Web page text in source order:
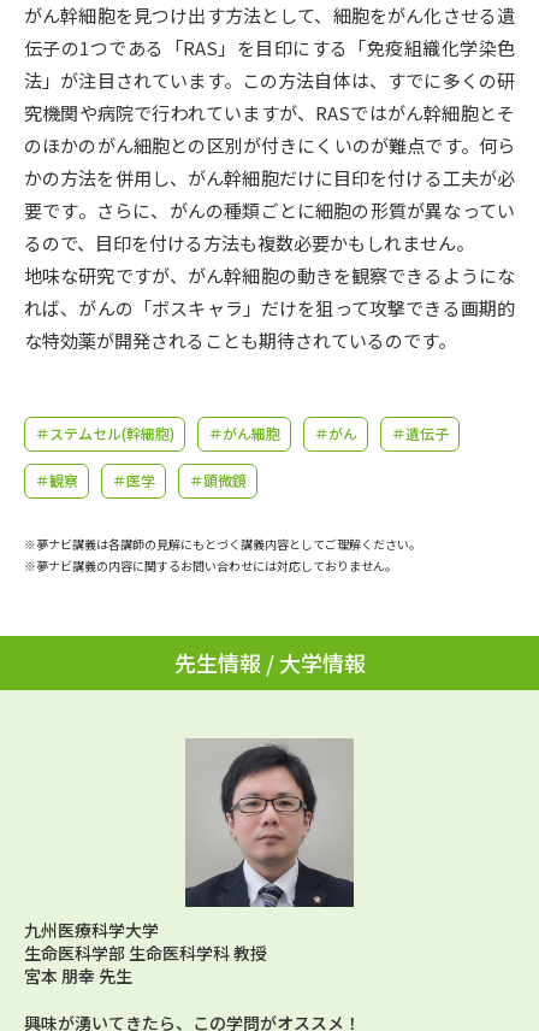
志望校・出願校を調べる
併願校選び 受験スケジュールを立てよう
先輩が入学を決めた理由 テレメール全国一斉進学調査
新生活お役立ちガイド
学問発見 学問検索
大学で学びたい学問発見
学問のミニ講義「夢ナビ講義」
学問の教科書 夢ナビライブ
ユーザーサポート
Ｑ＆Ａ よくあるご質問 大学進学IDについて
受付内容・発送状況の確認
個人情報取扱規定
テレメール進学カタログ
訂正のご案内
がん幹細胞を見つけ出す方法として、細胞をがん化させる遺
伝子の1つである「RAS」を目印にする「免疫組織化学染色
法」が注目されています。この方法自体は、すでに多くの研
究機関や病院で行われていますが、RASではがん幹細胞とそ
のほかのがん細胞との区別が付きにくいのが難点です。何ら
かの方法を併用し、がん幹細胞だけに目印を付ける工夫が必
要です。さらに、がんの種類ごとに細胞の形質が異なってい
るので、目印を付ける方法も複数必要かもしれません。
地味な研究ですが、がん幹細胞の動きを観察できるようにな
れば、がんの「ボスキャラ」だけを狙って攻撃できる画期的
な特効薬が開発されることも期待されているのです。
＃ステムセル(幹細胞) ＃がん細胞 ＃がん ＃遺伝子
＃観察 ＃医学 ＃顕微鏡
※夢ナビ講義は各講師の見解にもとづく講義内容としてご理解ください。
※夢ナビ講義の内容に関するお問い合わせには対応しておりません。
先生情報 / 大学情報
九州医療科学大学
生命医科学部 生命医科学科 教授
宮本 朋幸 先生
興味が湧いてきたら、この学問がオススメ！